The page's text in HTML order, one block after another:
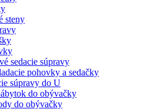
steny
sedacie súpravy
pohovky a sedačky
súpravy do U
do obývačky
do obývačky